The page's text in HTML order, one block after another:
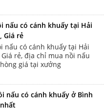
nấu có cánh khuấy tại Hải
Giá rẻ
nấu có cánh khuấy tại Hải
rẻ, địa chỉ mua nồi nấu
giá tại xưởng
nấu có cánh khuấy ở Bình